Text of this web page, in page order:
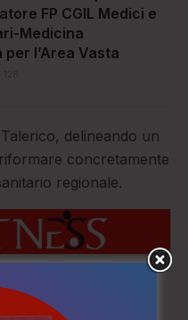
FP CGIL Medici e
Medicina
l’Area Vasta
delineando un
concretamente
regionale.
presso l’Azienda
Dulbecco” di